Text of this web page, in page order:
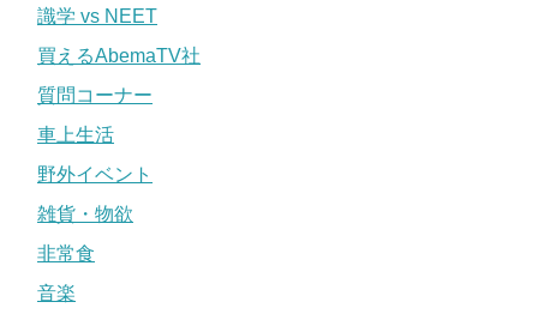
識学 vs NEET
買えるAbemaTV社
質問コーナー
車上生活
野外イベント
雑貨・物欲
非常食
音楽